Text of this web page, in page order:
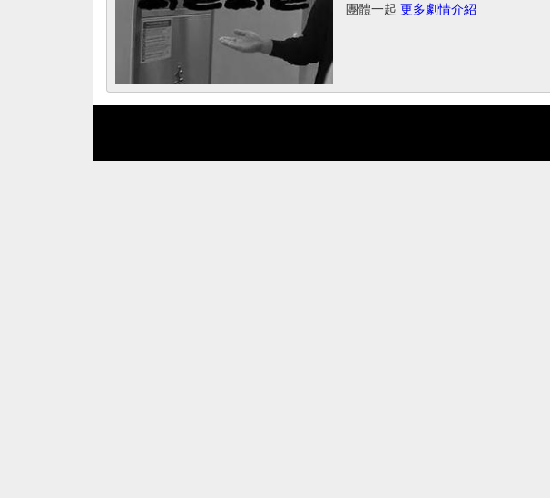
團體一起 更多劇情介紹